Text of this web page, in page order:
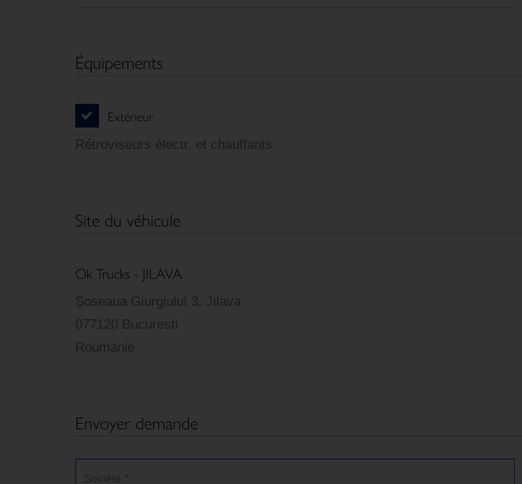
Équipements
Extérieur
Rétroviseurs électr. et chauffants
Site du véhicule
Ok Trucks - JILAVA
Șoseaua Giurgiului 3, Jilava
077120 Bucuresti
Roumanie
Envoyer demande